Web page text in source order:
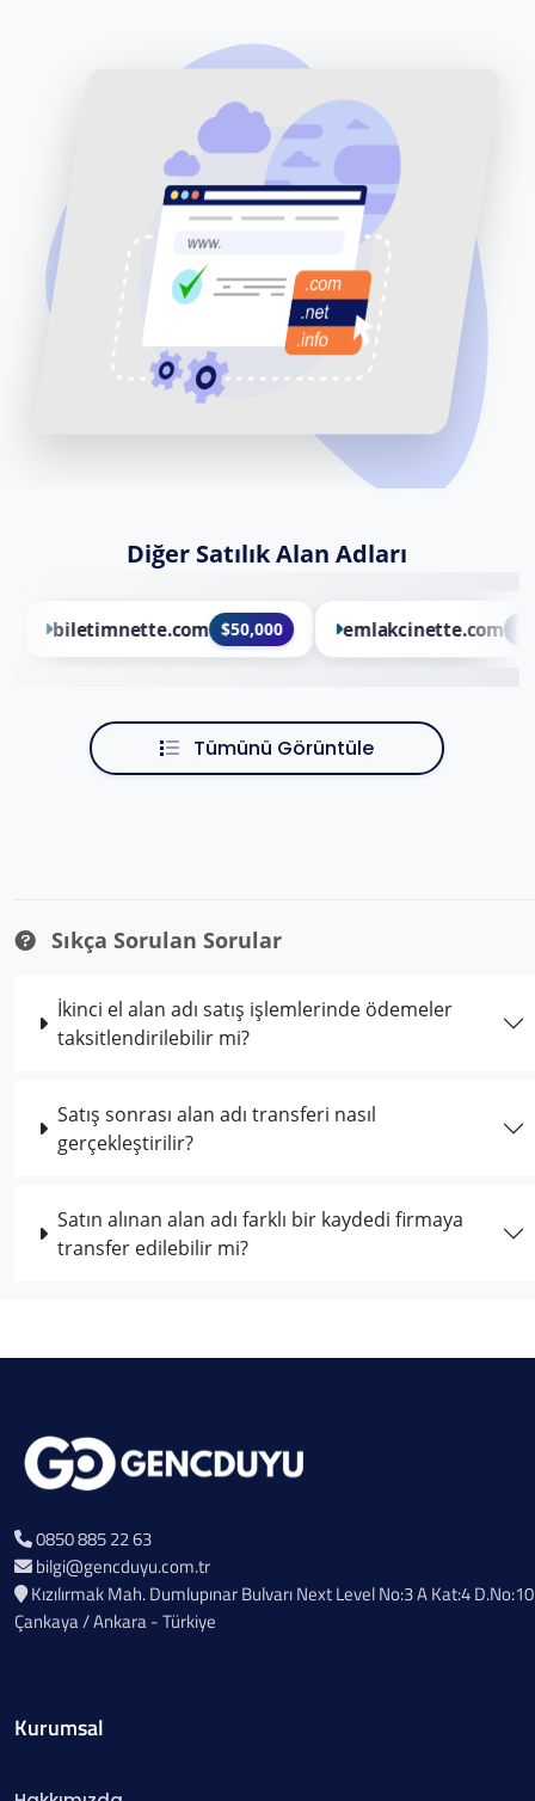
Diğer Satılık Alan Adları
biletimnette.com $50,000 emlakcinette.com
Tümünü Görüntüle
Sıkça Sorulan Sorular
İkinci el alan adı satış işlemlerinde ödemeler
taksitlendirilebilir mi?
Satış sonrası alan adı transferi nasıl
gerçekleştirilir?
Satın alınan alan adı farklı bir kaydedi firmaya
transfer edilebilir mi?
0850 885 22 63
bilgi@gencduyu.com.tr
Kızılırmak Mah. Dumlupınar Bulvarı Next Level No:3 A Kat:4 D.No:10
Çankaya / Ankara - Türkiye
Kurumsal